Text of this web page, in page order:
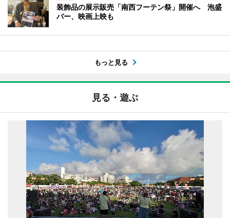
装飾品の展示販売「南西フーテン祭」開催へ 泡盛
バー、映画上映も
もっと見る
見る・遊ぶ